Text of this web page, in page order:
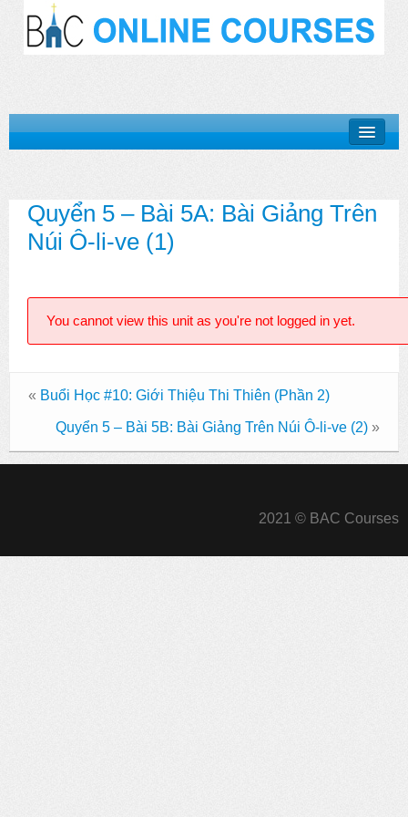
Basic Doctrines Course
Khóa Học “Giới Thiệu Kinh Thánh”
Khóa Học “Mục Vụ Trong Hội Thánh”
Quyển 5 – Bài 5A: Bài Giảng Trên
Núi Ô-li-ve (1)
You cannot view this unit as you're not logged in yet.
« Buổi Học #10: Giới Thiệu Thi Thiên (Phần 2)
Quyển 5 – Bài 5B: Bài Giảng Trên Núi Ô-li-ve (2) »
2021 © BAC Courses